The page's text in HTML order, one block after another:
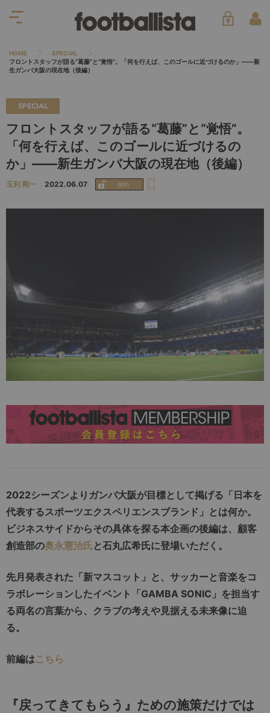
HOME
SPECIAL
フロントスタッフが語る“葛藤”と“覚悟”。「何を行えば、このゴールに近づけるのか」――新
生ガンバ大阪の現在地（後編）
SPECIAL
フロントスタッフが語る“葛藤”と“覚悟”。
「何を行えば、このゴールに近づけるの
か」――新生ガンバ大阪の現在地（後編）
玉利 剛一 2022.06.07
2022シーズンよりガンバ大阪が目標として掲げる「日本を
代表するスポーツエクスペリエンスブランド」とは何か。
ビジネスサイドからその具体を探る本企画の後編は、顧客
創造部の奥永憲治氏 と石丸広希氏に登場いただく。
先月発表された「新マスコット」と、サッカーと音楽をコ
ラボレーションしたイベント「GAMBA SONIC」を担当す
る両名の言葉から、クラブの考えや見据える未来像に迫
る。
前編はこちら
『戻ってきてもらう』ための施策だけでは